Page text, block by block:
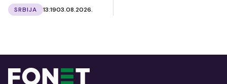
SRBIJA 13:1903.08.2026.